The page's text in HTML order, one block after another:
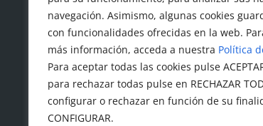
navegación. Asimismo, algunas cookies
con funcionalidades ofrecidas en la web.
más información, acceda a nuestra Política
Para aceptar todas las cookies pulse
para rechazar todas pulse en RECHAZAR
configurar o rechazar en función de su
CONFIGURAR.
Medio
Tanatorio